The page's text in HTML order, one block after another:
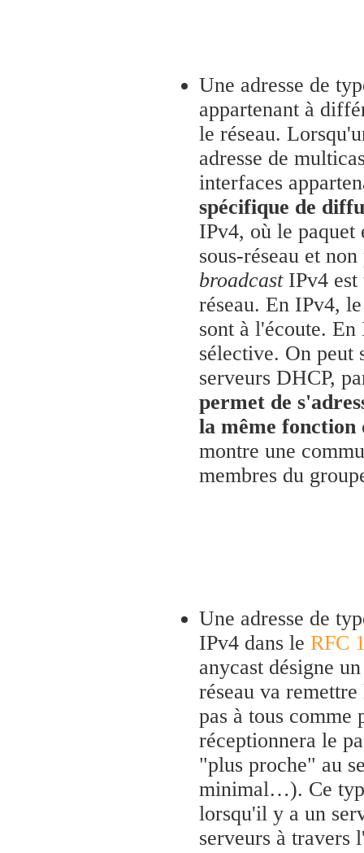
Une adresse de
appartenant à
le réseau.
adresse de
interfaces
spécifique de
IPv4, où le paquet
sous-réseau et
broadcastIPv4 est
réseau. En IPv4,
sont à l'écoute.
sélective. On peut
serveurs DHCP,
permet de
la même fonction
montre une
membres du
Une adresse de
IPv4 dans le RFC
anycast désigne
réseau va
pas à tous
réceptionnera le
"plus proche" au
minimal…). Ce
lorsqu'il y a un
serveurs à travers